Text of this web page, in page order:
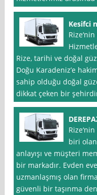
Kesifci
Rize, tarihi ve doğal
Doğu Karadeniz’e
sahip olduğu doğal
dikkat çeken bir
biri
anlayışı ve müşteri
bir markadır. Evden
uzmanlaşmış olan
güvenli bir taşınma